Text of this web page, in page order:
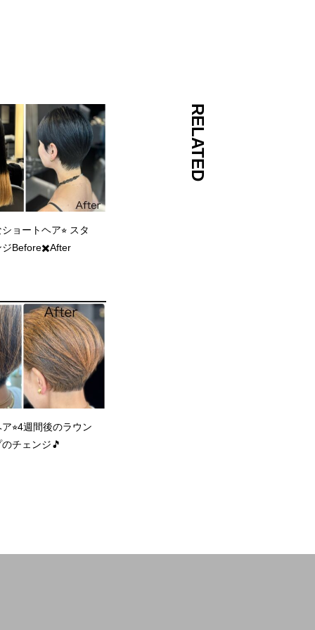
RELATED
ョートヘア⭐︎ スタ
ジBefore✖️After
⭐︎4週間後のラウン
チェンジ🎵